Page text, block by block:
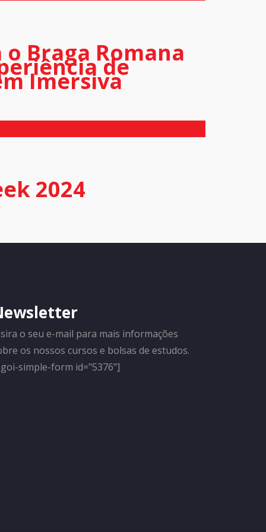
o Braga Romana
de
Imersiva
2024
o seu e-mail para mais informações
os nossos cursos e bolsas de estudos.
simple-form id="5376"]